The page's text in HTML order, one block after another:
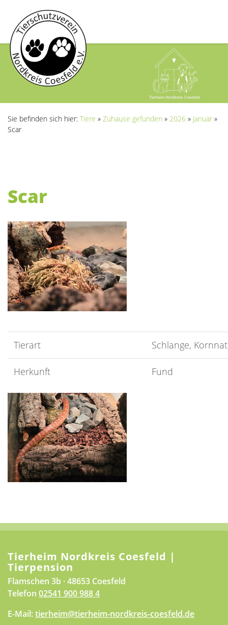
Sie befinden sich hier: Tiere » Zuhause gefunden » 2026 » Januar »
Scar
Scar
Tierart Schlange,
Herkunft Fund
Tierheim Nordkreis Coesfeld |
Tierpension
Flamschen 3b · 48653 Coesfeld
Telefon 02541 900 988 4
E-Mail:tierheim@tierheim-nordkreis-coesfeld.de